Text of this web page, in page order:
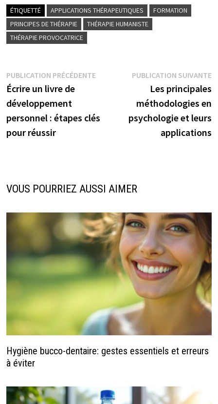
ÉTIQUETTÉ APPLICATIONS THÉRAPEUTIQUES
FORMATION
PRINCIPES DE THÉRAPIE
THÉRAPIE HUMANISTE
THÉRAPIE PROVOCATRICE
Navigation
de
l’article
PUBLICATION PRÉCÉDENTEPublication
Écrire un livre de
développement
personnel : étapes clés
pour réussir
PUBLICATION SUIVANTE
Les principales
méthodologies en
psychologie et leurs
applications
VOUS POURRIEZ AUSSI AIMER
Hygiène bucco-dentaire: gestes essentiels et erreurs
à éviter